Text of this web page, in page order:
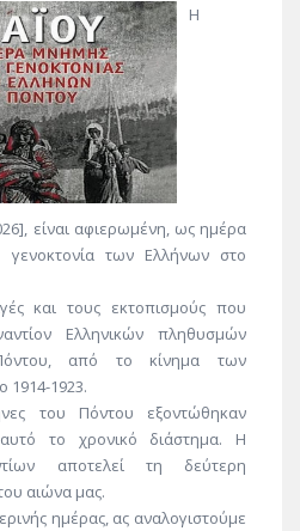
Η
είναι αφιερωμένη, ως ημέρα
γενοκτονία των Ελλήνων στο
και τους εκτοπισμούς που
Ελληνικών πληθυσμών
από το κίνημα των
1914-1923.
του Πόντου εξοντώθηκαν
το χρονικό διάστημα. Η
αποτελεί τη δεύτερη
αιώνα μας.
ημέρας, ας αναλογιστούμε